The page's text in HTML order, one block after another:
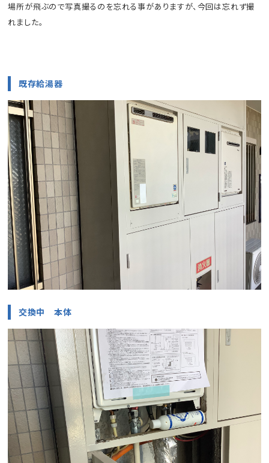
場所が飛ぶので写真撮るのを忘れる事がありますが、今回は忘れず撮
れました。
既存給湯器
交換中 本体